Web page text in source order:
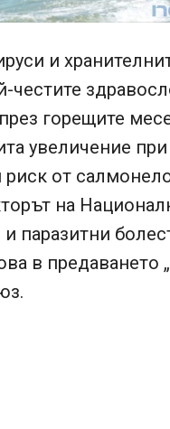
и
честите
горещите
увеличение при
от
на
и паразитни
в предаването